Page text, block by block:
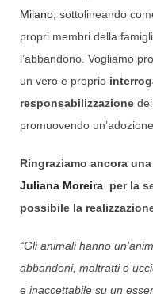
Milano, sottolineando
propri membri della
l’abbandono. Vogliamo
un vero e proprio
responsabilizzazione
promuovendo
Ringraziamo ancora
Juliana Moreira per la
possibile la
“Gli animali hanno
abbandoni, maltratti o
e inaccettabile su un